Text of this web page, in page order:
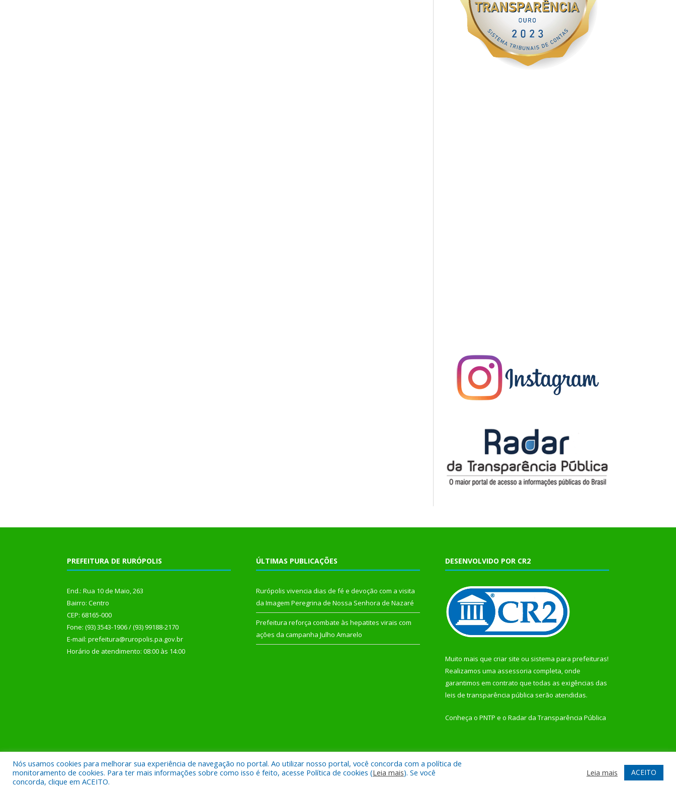
PREFEITURA DE RURÓPOLIS
End.: Rua 10 de Maio, 263
Bairro: Centro
CEP: 68165-000
Fone: (93) 3543-1906 / (93) 99188-2170
E-mail: prefeitura@ruropolis.pa.gov.br
Horário de atendimento: 08:00 às 14:00
ÚLTIMAS PUBLICAÇÕES
Rurópolis vivencia dias de fé e devoção com a visita
da Imagem Peregrina de Nossa Senhora de Nazaré
Prefeitura reforça combate às hepatites virais com
ações da campanha Julho Amarelo
DESENVOLVIDO POR CR2
Muito mais que criar site ou sistema para prefeituras!
Realizamos uma assessoria completa, onde
garantimos em contrato que todas as exigências das
leis de transparência pública serão atendidas.
Conheça o PNTP e o Radar da Transparência Pública
Todos os direitos reservados a Prefeitura Municipal de Rurópolis. Mapa do Site Acessar Webmail
Nós usamos cookies para melhorar sua experiência de navegação no portal. Ao utilizar nosso portal, você concorda com a política de
monitoramento de cookies. Para ter mais informações sobre como isso é feito, acesse Política de cookies (Leia mais). Se você
concorda, clique em ACEITO.
Leia mais ACEITO